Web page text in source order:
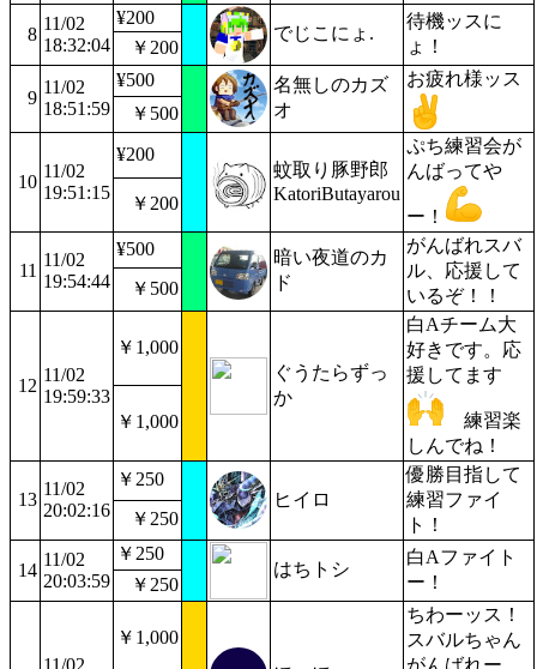
8
11/02
18:32:04
¥200
でじこにょ.
待機ッスに
ょ！
￥200
9
11/02
18:51:59
¥500
名無しのカズ
オ
お疲れ様ッス
￥500
10
11/02
19:51:15
¥200
蚊取り豚野郎
KatoriButayarou
ぷち練習会が
んばってや
ー！
￥200
11
11/02
19:54:44
¥500
暗い夜道のカ
ド
がんばれスバ
ル、応援して
いるぞ！！
￥500
12
11/02
19:59:33
￥1,000
ぐうたらずっ
か
白Aチーム大
好きです。応
援してます
練習楽
しんでね！
￥1,000
13
11/02
20:02:16
￥250
ヒイロ
優勝目指して
練習ファイ
ト！
￥250
14
11/02
20:03:59
￥250
はちトシ
白Aファイト
ー！
￥250
11/02
￥1,000
ちわーッス！
スバルちゃん
がんばれー